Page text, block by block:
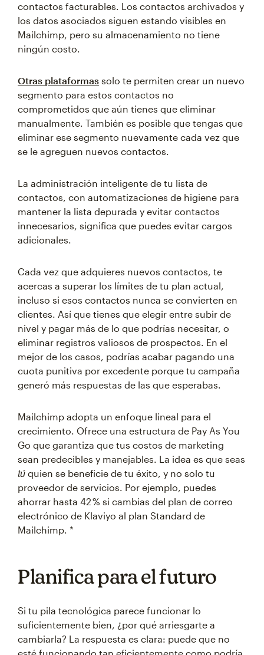
contactos facturables. Los contactos archivados y
los datos asociados siguen estando visibles en
Mailchimp, pero su almacenamiento no tiene
ningún costo.
Otras plataformas solo te permiten crear un nuevo
segmento para estos contactos no
comprometidos que aún tienes que eliminar
manualmente. También es posible que tengas que
eliminar ese segmento nuevamente cada vez que
se le agreguen nuevos contactos.
La administración inteligente de tu lista de
contactos, con automatizaciones de higiene para
mantener la lista depurada y evitar contactos
innecesarios, significa que puedes evitar cargos
adicionales.
Cada vez que adquieres nuevos contactos, te
acercas a superar los límites de tu plan actual,
incluso si esos contactos nunca se convierten en
clientes. Así que tienes que elegir entre subir de
nivel y pagar más de lo que podrías necesitar, o
eliminar registros valiosos de prospectos. En el
mejor de los casos, podrías acabar pagando una
cuota punitiva por excedente porque tu campaña
generó más respuestas de las que esperabas.
Mailchimp adopta un enfoque lineal para el
crecimiento. Ofrece una estructura de Pay As You
Go que garantiza que tus costos de marketing
sean predecibles y manejables. La idea es que seas
tú quien se beneficie de tu éxito, y no solo tu
proveedor de servicios. Por ejemplo, puedes
ahorrar hasta 42 % si cambias del plan de correo
electrónico de Klaviyo al plan Standard de
Mailchimp. *
Planifica para el futuro
Si tu pila tecnológica parece funcionar lo
suficientemente bien, ¿por qué arriesgarte a
cambiarla? La respuesta es clara: puede que no